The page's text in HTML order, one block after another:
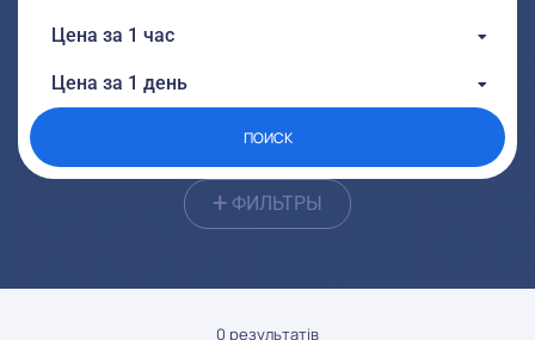
Цена за 1 час
Цена за 1 день
ПОИСК
+ ФИЛЬТРЫ
0 результатів